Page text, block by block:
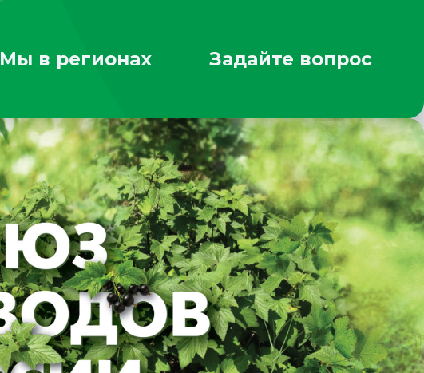
Мы в регионах Задайте вопрос